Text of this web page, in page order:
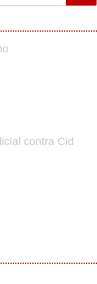
contra Cid